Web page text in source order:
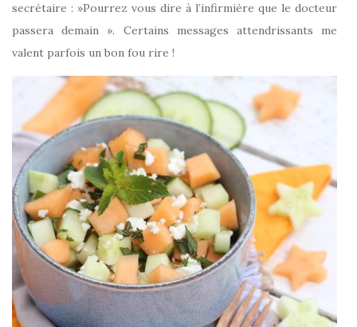
secrétaire : »Pourrez vous dire à l’infirmière que le docteur
passera demain ». Certains messages attendrissants me
valent parfois un bon fou rire !